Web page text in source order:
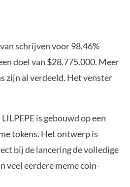
schrijven voor 98,46%
doel van $28.775.000. Meer
zijn al verdeeld. Het venster
is gebouwd op een
tokens. Het ontwerp is
bij de lancering de volledige
veel eerdere meme coin-